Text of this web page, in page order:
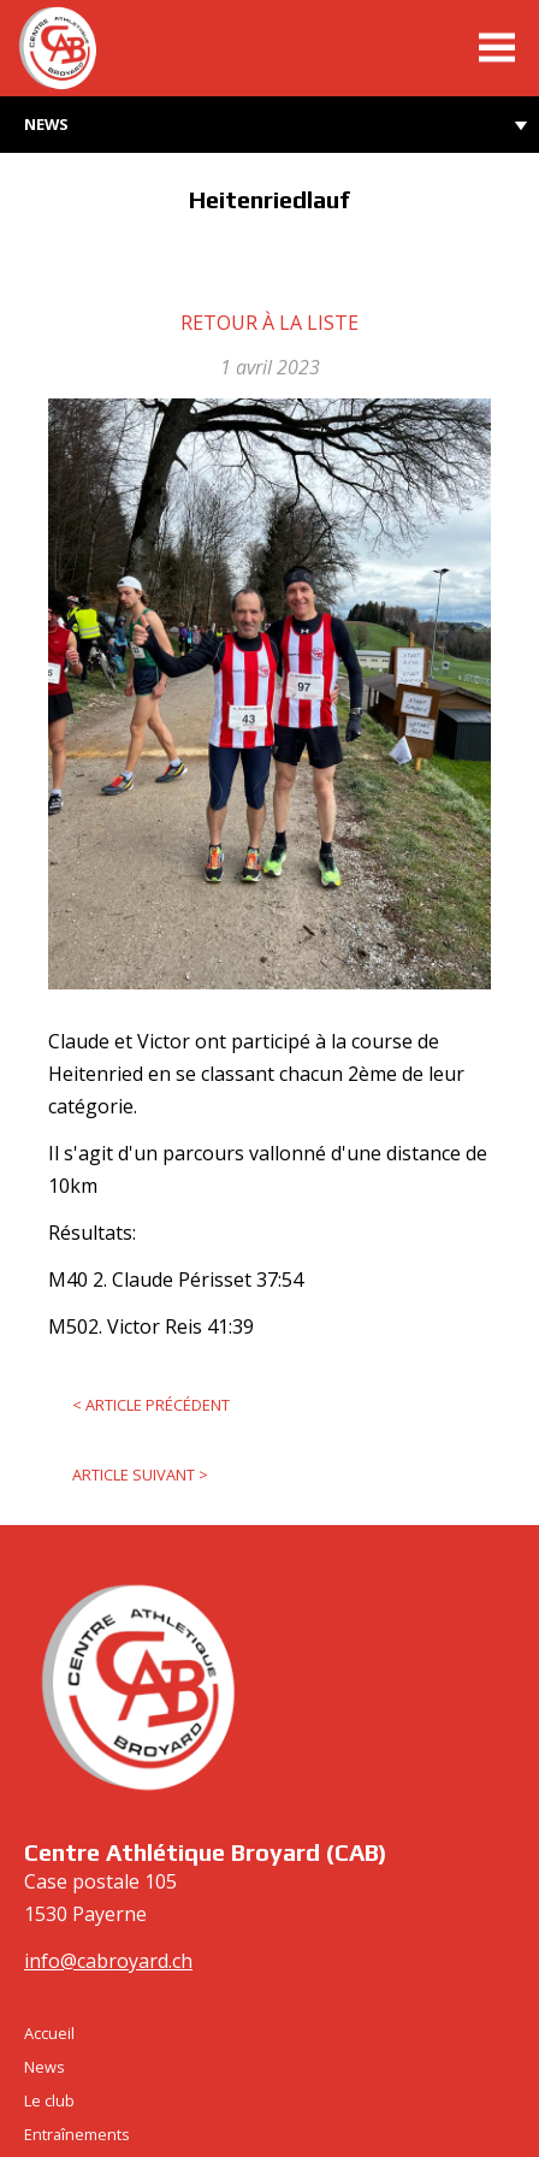
NEWS
Heitenriedlauf
RETOUR À LA LISTE
1 avril 2023
Claude et Victor ont participé à la course de
Heitenried en se classant chacun 2ème de leur
catégorie.
Il s'agit d'un parcours vallonné d'une distance de
10km
Résultats:
M40 2. Claude Périsset 37:54
M502. Victor Reis 41:39
< ARTICLE PRÉCÉDENT
ARTICLE SUIVANT >
Centre Athlétique Broyard (CAB)
Case postale 105
1530 Payerne
info@cabroyard.ch
Accueil
News
Le club
Entraînements